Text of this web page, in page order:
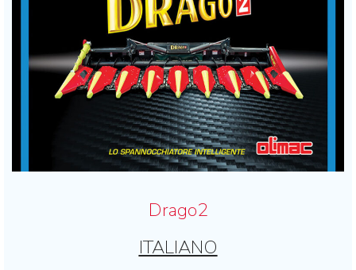
Drago2
ITALIANO